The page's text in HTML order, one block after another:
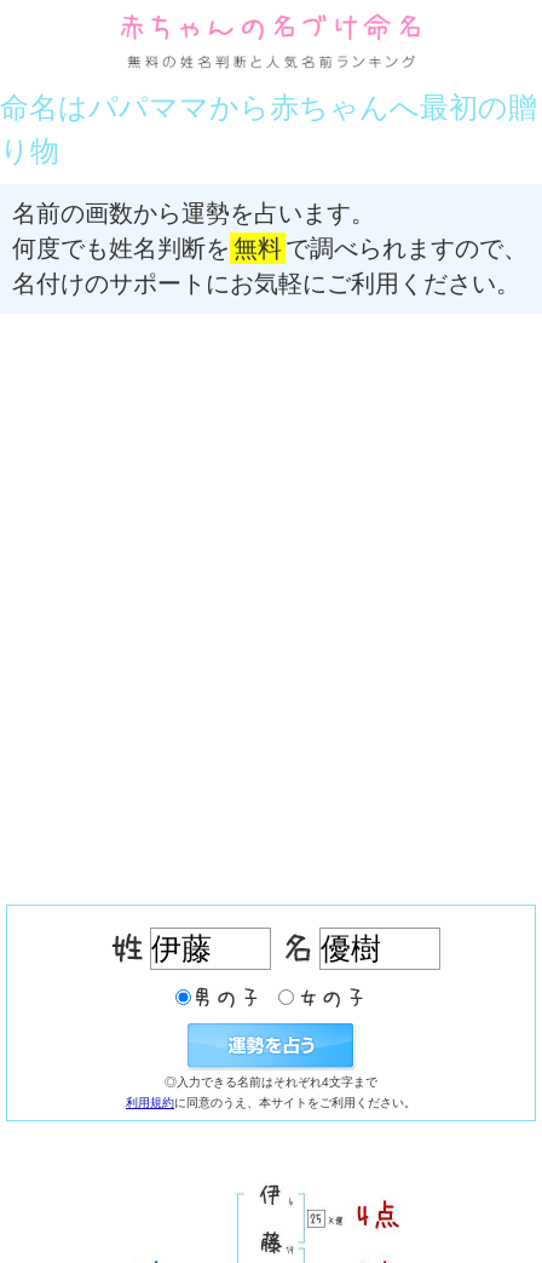
命名はパパママから赤ちゃんへ最初の贈
り物
名前の画数から運勢を占います。
何度でも姓名判断を 無料で調べられますので、
名付けのサポートにお気軽にご利用ください。
◎入力できる名前はそれぞれ4文字まで
利用規約に同意のうえ、本サイトをご利用ください。